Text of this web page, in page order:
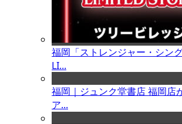
福岡「ストレンジャー・シン
LI...
福岡｜ジュンク堂書店 福岡店
ア...